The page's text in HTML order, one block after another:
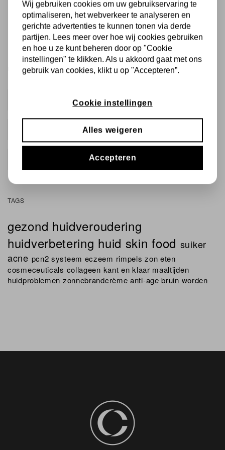
Zonnestralen(8)
Skin Rhythm(3)
Rimpels(1)
RECENTE BERICHTEN
de (eerste) tekenen van huidveroudering
Augustus 22, 2025
Watervrije zonnebrand tijdens wintersport
Maart 26, 2025
TAGS
gezond huidveroudering
huidverbetering huid skinfood suiker
acne pcn2 systeem eczeem rimpelszon eten
cosmeceuticals collageen kant en klaar maaltijden
huidproblemen zonnebrandcrèmeanti-agebruin worden
Wij gebruiken cookies om uw gebruikservaring te
optimaliseren, het webverkeer te analyseren en
gerichte advertenties te kunnen tonen via derde
partijen. Lees meer over hoe wij cookies gebruiken
en hoe u ze kunt beheren door op "Cookie
instellingen" te klikken. Als u akkoord gaat met ons
gebruik van cookies, klikt u op "Accepteren”.
Cookie instellingen
Alles weigeren
Accepteren